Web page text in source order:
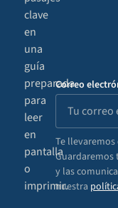
clave
en
una
guía
preparada
para
leer
en
pantalla
o
imprimir.
Correo
Te
Guardaremos
y las
nuestra